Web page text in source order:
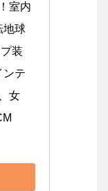
室内
地球
装
ンテ
女